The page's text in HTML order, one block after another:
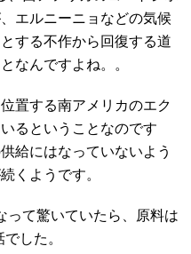
エルニーニョなどの気候
する不作から回復する道
なんですよね。。
置する南アメリカのエク
るということなのです
給にはなっていないよう
くようです。
って驚いていたら、原料は
した。